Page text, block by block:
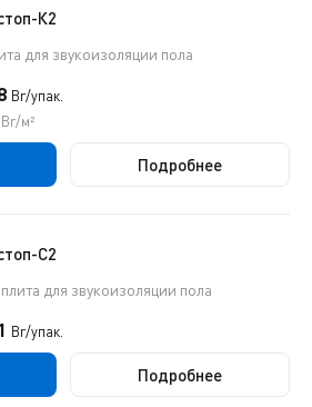
К2
для звукоизоляции пола
Br/упак.
Br/м²
Подробнее
С2
для звукоизоляции пола
Br/упак.
Подробнее